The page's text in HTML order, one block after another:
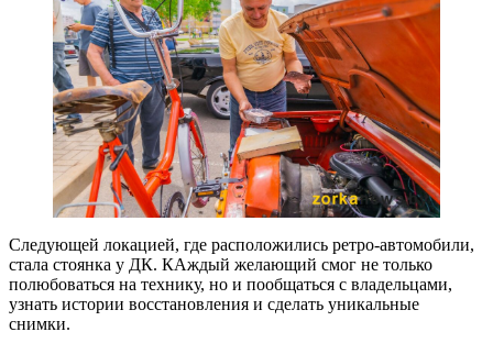
Следующей локацией, где расположились ретро-автомобили,
стала стоянка у ДК. КАждый желающий смог не только
полюбоваться на технику, но и пообщаться с владельцами,
узнать истории восстановления и сделать уникальные
снимки.